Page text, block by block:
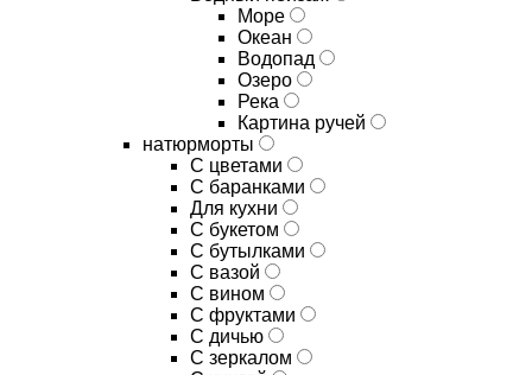
Море
Океан
Водопад
Озеро
Река
Картина ручей
натюрморты
С цветами
С баранками
Для кухни
C букетом
C бутылками
C вазой
C вином
C фруктами
C дичью
C зеркалом